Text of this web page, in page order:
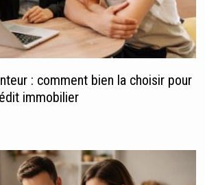
: comment bien la choisir pour
immobilier